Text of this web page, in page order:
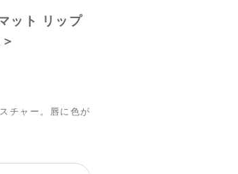
ット リップ
チャー。唇に色が